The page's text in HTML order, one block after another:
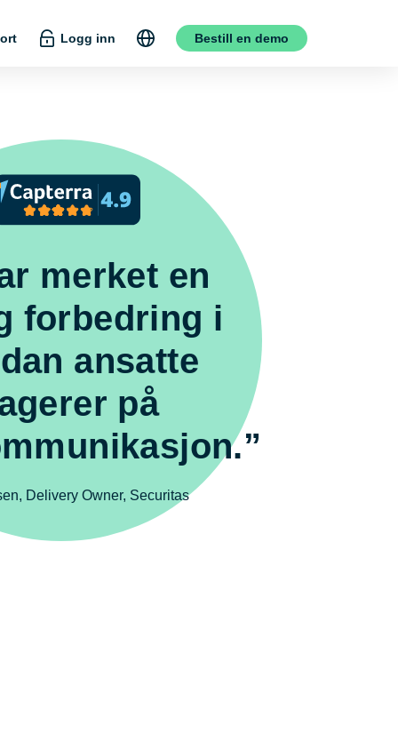
Logg inn Bestill en demo
merket en
forbedring i
ansatte
på
Delivery Owner, Securitas